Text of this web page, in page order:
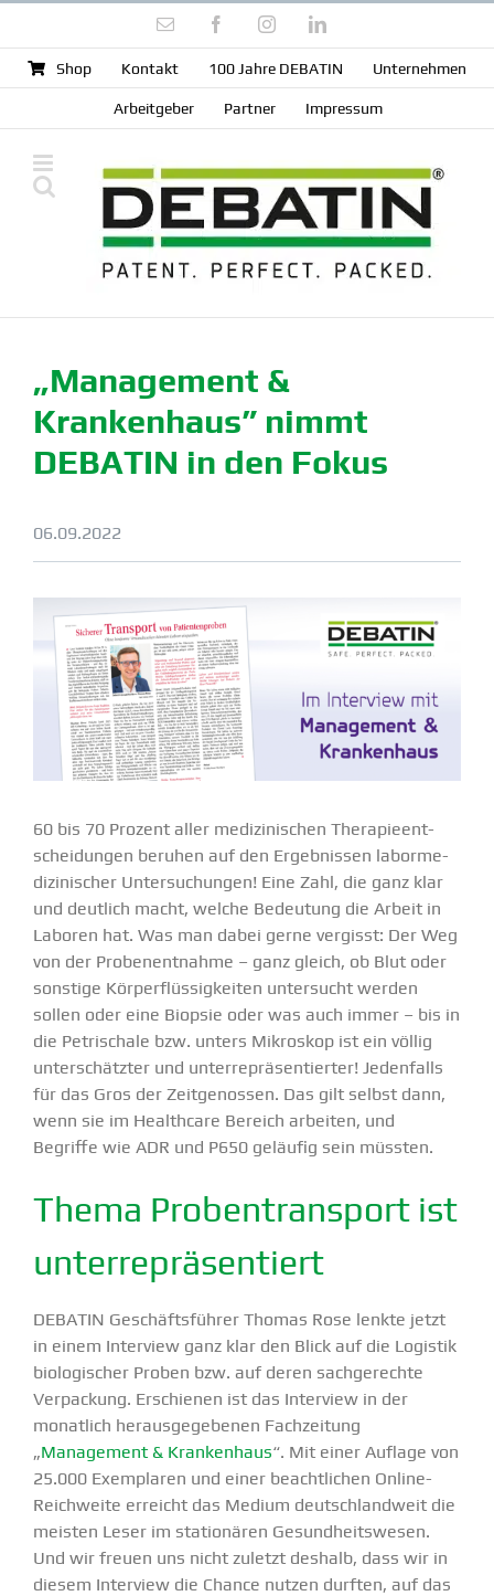
springen
E-
FacebookInstagramLinkedIn
Shop Kontakt 100 Jahre DEBATIN Unter­nehmen
Arbeit­geber Partner Impressum
„Management &
Krankenhaus” nimmt
DEBATIN in den Fokus
06.09.2022
60 bis 70 Prozent aller medizi­ni­schen Thera­pie­ent­
schei­dungen beruhen auf den Ergeb­nissen labor­me­
di­zi­ni­scher Unter­su­chungen! Eine Zahl, die ganz klar
und deutlich macht, welche Bedeutung die Arbeit in
Laboren hat. Was man dabei gerne vergisst: Der Weg
von der Proben­ent­nahme – ganz gleich, ob Blut oder
sonstige Körper­flüs­sig­keiten unter­sucht werden
sollen oder eine Biopsie oder was auch immer – bis in
die Petri­schale bzw. unters Mikroskop ist ein völlig
unter­schätzter und unter­re­prä­sen­tierter! Jeden­falls
für das Gros der Zeitge­nossen. Das gilt selbst dann,
wenn sie im Healthcare Bereich arbeiten, und
Begriffe wie ADR und P650 geläufig sein müssten.
Thema Proben­transport ist
unter­re­prä­sen­tiert
DEBATIN Geschäfts­führer Thomas Rose lenkte jetzt
in einem Interview ganz klar den Blick auf die Logistik
biolo­gi­scher Proben bzw. auf deren sachge­rechte
Verpa­ckung. Erschienen ist das Interview in der
monatlich heraus­ge­ge­benen Fachzeitung
„Management & Krankenhaus“. Mit einer Auflage von
25.000 Exemplaren und einer beacht­lichen Online-
Reich­­weite erreicht das Medium deutsch­landweit die
meisten Leser im statio­nären Gesund­heits­wesen.
Und wir freuen uns nicht zuletzt deshalb, dass wir in
diesem Interview die Chance nutzen durften, auf das